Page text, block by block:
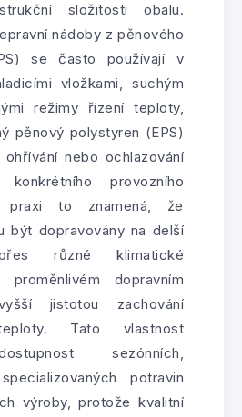
složitosti obalu.
nádoby z pěnového
se často používají v
vložkami, suchým
režimy řízení teploty,
pěnový polystyren (EPS)
nebo ochlazování
provozního
praxi to znamená, že
být dopravovány na delší
různé klimatické
dopravním
jistotou zachování
Tato vlastnost
sezónních,
potravin
výroby, protože kvalitní